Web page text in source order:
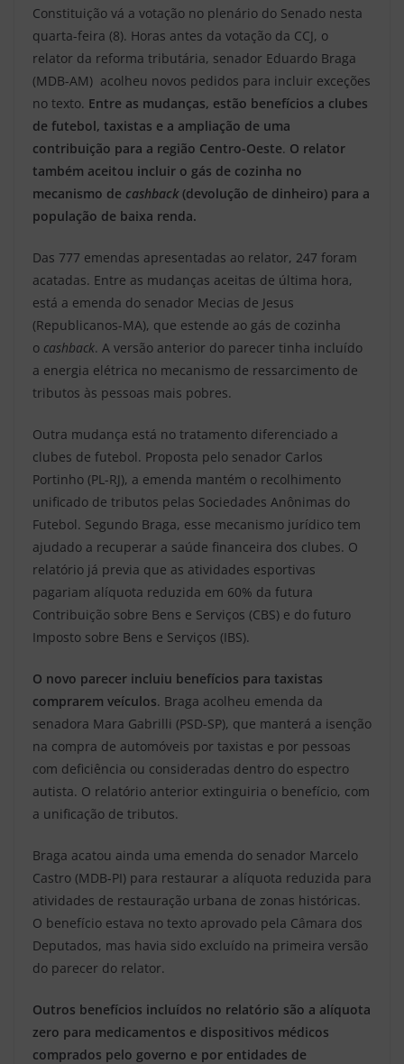
Constituição vá a votação no plenário do Senado nesta
quarta-feira (8). Horas antes da votação da CCJ, o
relator da reforma tributária, senador Eduardo Braga
(MDB-AM) acolheu novos pedidos para incluir exceções
no texto. Entre as mudanças, estão benefícios a clubes
de futebol, taxistas e a ampliação de uma
contribuição para a região Centro-Oeste. O relator
também aceitou incluir o gás de cozinha no
mecanismo de cashback(devolução de dinheiro) para a
população de baixa renda.
Das 777 emendas apresentadas ao relator, 247 foram
acatadas. Entre as mudanças aceitas de última hora,
está a emenda do senador Mecias de Jesus
(Republicanos-MA), que estende ao gás de cozinha
o cashback. A versão anterior do parecer tinha incluído
a energia elétrica no mecanismo de ressarcimento de
tributos às pessoas mais pobres.
Outra mudança está no tratamento diferenciado a
clubes de futebol. Proposta pelo senador Carlos
Portinho (PL-RJ), a emenda mantém o recolhimento
unificado de tributos pelas Sociedades Anônimas do
Futebol. Segundo Braga, esse mecanismo jurídico tem
ajudado a recuperar a saúde financeira dos clubes. O
relatório já previa que as atividades esportivas
pagariam alíquota reduzida em 60% da futura
Contribuição sobre Bens e Serviços (CBS) e do futuro
Imposto sobre Bens e Serviços (IBS).
O novo parecer incluiu benefícios para taxistas
comprarem veículos. Braga acolheu emenda da
senadora Mara Gabrilli (PSD-SP), que manterá a isenção
na compra de automóveis por taxistas e por pessoas
com deficiência ou consideradas dentro do espectro
autista. O relatório anterior extinguiria o benefício, com
a unificação de tributos.
Braga acatou ainda uma emenda do senador Marcelo
Castro (MDB-PI) para restaurar a alíquota reduzida para
atividades de restauração urbana de zonas históricas.
O benefício estava no texto aprovado pela Câmara dos
Deputados, mas havia sido excluído na primeira versão
do parecer do relator.
Outros benefícios incluídos no relatório são a alíquota
zero para medicamentos e dispositivos médicos
comprados pelo governo e por entidades de